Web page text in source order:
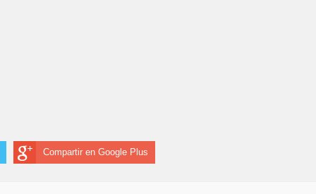
Compartir en Google Plus